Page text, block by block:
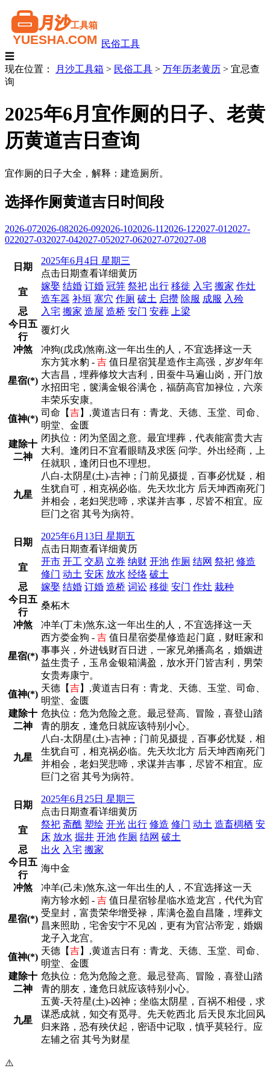
民俗工具
☰
现在位置：
月沙工具箱 > 民俗工具 > 万年历老黄历 > 宜忌查
询
2025年6月宜作厕的日子、老黄
历黄道吉日查询
宜作厕的日子大全，解释：建造厕所。
选择作厕黄道吉日时间段
2026-072026-082026-092026-102026-11 2026-122027-01 2027-
022027-032027-042027-052027-062027-072027-08
日期
2025年6月4日 星期三
点击日期查看详细黄历
宜
嫁娶 结婚 订婚 冠笄 祭祀 出行 移徙 入宅 搬家 作灶
造车器 补垣 塞穴 作厕 破土 启攒 除服 成服 入殓
忌
入宅 搬家 造屋 造桥 安门 安葬
上梁
今日五
行
覆灯火
冲煞
冲狗(戊戌)煞南,这一年出生的人，不宜选择这一天
星宿(*)
东方箕水豹 - 吉 值日星宿箕星造作主高强，岁岁年年
大吉昌，埋葬修坟大吉利，田蚕牛马遍山岗，开门放
水招田宅，箧满金银谷满仓，福荫高官加禄位，六亲
丰荣乐安康。
值神(*)
司命【吉】,黄道吉日有：青龙、天德、玉堂、司命、
明堂、金匮
建除十
二神
闭执位：闭为坚固之意。最宜埋葬，代表能富贵大吉
大利。逢闭日不宜看眼睛及求医 问学。外出经商，上
任就职，逢闭日也不理想。
九星
八白-太阴星(土)-吉神；门前见摄提，百事必忧疑，相
生犹自可，相克祸必临。先天坎北方 后天坤西南死门
并相会，老妇哭悲啼，求谋并吉事，尽皆不相宜。应
巨门之宿 其号为病符。
日期
2025年6月13日 星期五
点击日期查看详细黄历
宜
开市 开工 交易 立券 纳财 开池 作厕 结网 祭祀 修造
修门 动土 安床 放水 经络 破土
忌
嫁娶 结婚 订婚 造桥 词讼 移徙 安门 作灶 栽种
今日五
行
桑柘木
冲煞
冲羊(丁未)煞东,这一年出生的人，不宜选择这一天
星宿(*)
西方娄金狗 - 吉 值日星宿娄星修造起门庭，财旺家和
事事兴，外进钱财百日进，一家兄弟播高名，婚姻进
益生贵子，玉帛金银箱满盈，放水开门皆吉利，男荣
女贵寿康宁。
值神(*)
天德【吉】,黄道吉日有：青龙、天德、玉堂、司命、
明堂、金匮
建除十
二神
危执位：危为危险之意。最忌登高、冒险，喜登山踏
青的朋友，逢危日就应该特别小心。
九星
八白-太阴星(土)-吉神；门前见摄提，百事必忧疑，相
生犹自可，相克祸必临。先天坎北方 后天坤西南死门
并相会，老妇哭悲啼，求谋并吉事，尽皆不相宜。应
巨门之宿 其号为病符。
日期
2025年6月25日 星期三
点击日期查看详细黄历
宜
祭祀 斋醮 塑绘 开光 出行 修造 修门 动土 造畜椆栖 安
床 放水 掘井 开池 作厕 结网 破土
忌
出火 入宅 搬家
今日五
行
海中金
冲煞
冲羊(己未)煞东,这一年出生的人，不宜选择这一天
星宿(*)
南方轸水蚓 - 吉 值日星宿轸星临水造龙宫，代代为官
受皇封，富贵荣华增受禄，库满仓盈自昌隆，埋葬文
昌来照助，宅舍安宁不见凶，更有为官沾帝宠，婚姻
龙子入龙宫。
值神(*)
天德【吉】,黄道吉日有：青龙、天德、玉堂、司命、
明堂、金匮
建除十
二神
危执位：危为危险之意。最忌登高、冒险，喜登山踏
青的朋友，逢危日就应该特别小心。
九星
五黄-天符星(土)-凶神；坐临太阴星，百祸不相侵，求
谋悉成就，知交有觅寻。先天乾西北 后天艮东北回风
归来路，恐有殃伏起，密语中记取，慎乎莫轻行。应
左辅之宿 其号为财星
⚠️